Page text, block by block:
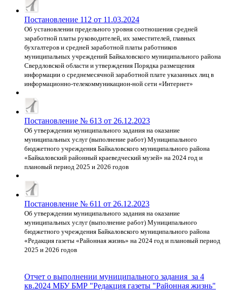
Постановление 112 от 11.03.2024
Об установлении предельного уровня соотношения средней
заработной платы руководителей, их заместителей, главных
бухгалтеров и средней заработной платы работников
муниципальных учреждений Байкаловского муниципального района
Свердловской области и утверждения Порядка размещения
информации о среднемесячной заработной плате указанных лиц в
информационно-телекоммуникацион-ной сети «Интернет»
Постановление № 613 от 26.12.2023
Об утверждении муниципального задания на оказание
муниципальных услуг (выполнение работ) Муниципального
бюджетного учреждения Байкаловского муниципального района
«Байкаловский районный краеведческий музей» на 2024 год и
плановый период 2025 и 2026 годов
Постановление № 611 от 26.12.2023
Об утверждении муниципального задания на оказание
муниципальных услуг (выполнение работ) Муниципального
бюджетного учреждения Байкаловского муниципального района
«Редакция газеты «Районная жизнь» на 2024 год и плановый период
2025 и 2026 годов
Отчет о выполнении муниципального задания за 4
кв.2024 МБУ БМР "Редакция газеты "Районная жизнь"